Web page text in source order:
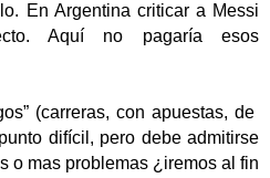
En Argentina criticar a Messi
Aquí no pagaría esos
(carreras, con apuestas, de
difícil, pero debe admitirse
o mas problemas ¿iremos al fin